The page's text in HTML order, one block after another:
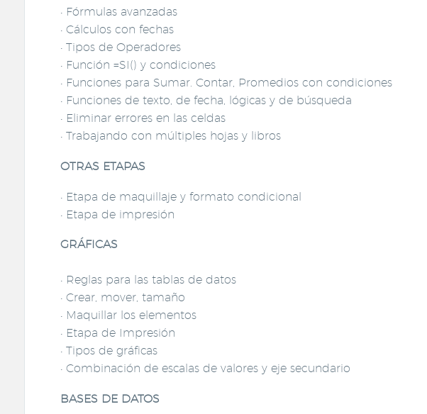
• Fórmulas avanzadas
• Cálculos con fechas
• Tipos de Operadores
• Función =SI() y condiciones
• Funciones para Sumar. Contar, Promedios con condiciones
• Funciones de texto, de fecha, lógicas y de búsqueda
• Eliminar errores en las celdas
• Trabajando con múltiples hojas y libros
OTRAS ETAPAS
• Etapa de maquillaje y formato condicional
• Etapa de impresión
GRÁFICAS
• Reglas para las tablas de datos
• Crear, mover, tamaño
• Maquillar los elementos
• Etapa de Impresión
• Tipos de gráficas
• Combinación de escalas de valores y eje secundario
BASES DE DATOS